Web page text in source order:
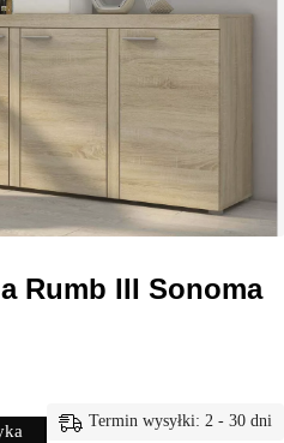
Rumb III Sonoma
Termin wysyłki: 2 - 30 dni